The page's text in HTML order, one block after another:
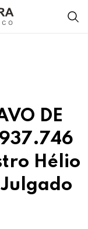
DE
937.746
Hélio